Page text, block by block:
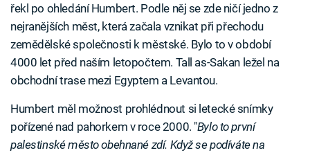
řekl po ohledání Humbert. Podle něj se zde ničí jedno z
nejranějších měst, která začala vznikat při přechodu
zemědělské společnosti k městské. Bylo to v období
4000 let před naším letopočtem. Tall as-Sakan ležel na
obchodní trase mezi Egyptem a Levantou.
Humbert měl možnost prohlédnout si letecké snímky
pořízené nad pahorkem v roce 2000. "Bylo to první
palestinské město obehnané zdí. Když se podíváte na